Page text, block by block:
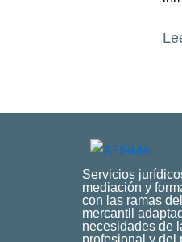
Servicios
mediación y
con las ramas
mercantil
necesidades de
profesional y del